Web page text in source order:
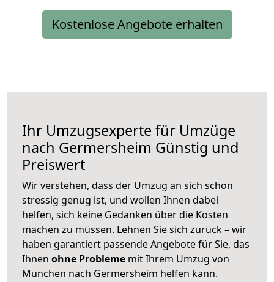
Kostenlose Angebote erhalten
Ihr Umzugsexperte für Umzüge
nach Germersheim Günstig und
Preiswert
Wir verstehen, dass der Umzug an sich schon
stressig genug ist, und wollen Ihnen dabei
helfen, sich keine Gedanken über die Kosten
machen zu müssen. Lehnen Sie sich zurück – wir
haben garantiert passende Angebote für Sie, das
Ihnen ohne Probleme mit Ihrem Umzug von
München nach Germersheim helfen kann.